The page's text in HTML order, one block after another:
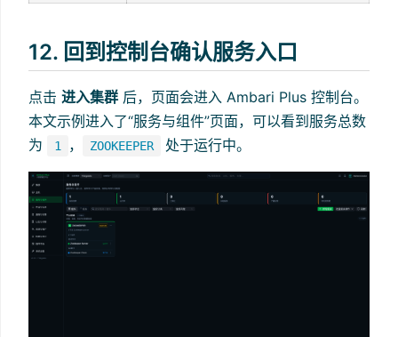
12. 回到控制台确认服务入口
点击 进入集群 后，页面会进入 Ambari Plus 控制台。
本文示例进入了“服务与组件”页面，可以看到服务总数
为
1 ， ZOOKEEPER 处于运行中。